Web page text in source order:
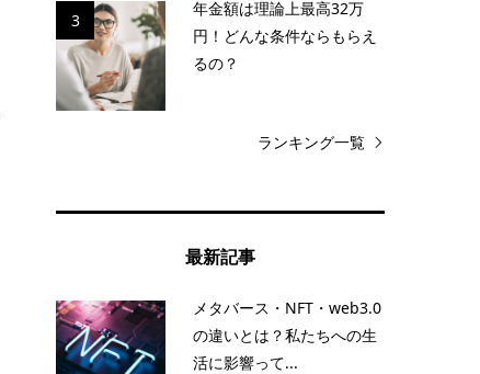
3
年金額は理論上最高32万
円！どんな条件ならもらえ
るの？
ランキング一覧
最新記事
メタバース・NFT・web3.0
の違いとは？私たちへの生
活に影響って...